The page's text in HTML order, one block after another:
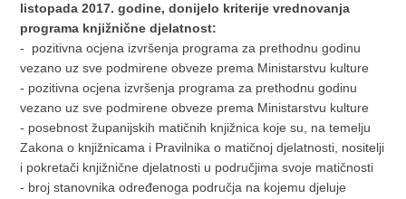
listopada 2017. godine, donijelo kriterije vrednovanja
programa knjižnične djelatnost:
- pozitivna ocjena izvršenja programa za prethodnu godinu
vezano uz sve podmirene obveze prema Ministarstvu kulture
- pozitivna ocjena izvršenja programa za prethodnu godinu
vezano uz sve podmirene obveze prema Ministarstvu kulture
- posebnost županijskih matičnih knjižnica koje su, na temelju
Zakona o knjižnicama i Pravilnika o matičnoj djelatnosti, nositelji
i pokretači knjižnične djelatnosti u područjima svoje matičnosti
- broj stanovnika određenoga područja na kojemu djeluje